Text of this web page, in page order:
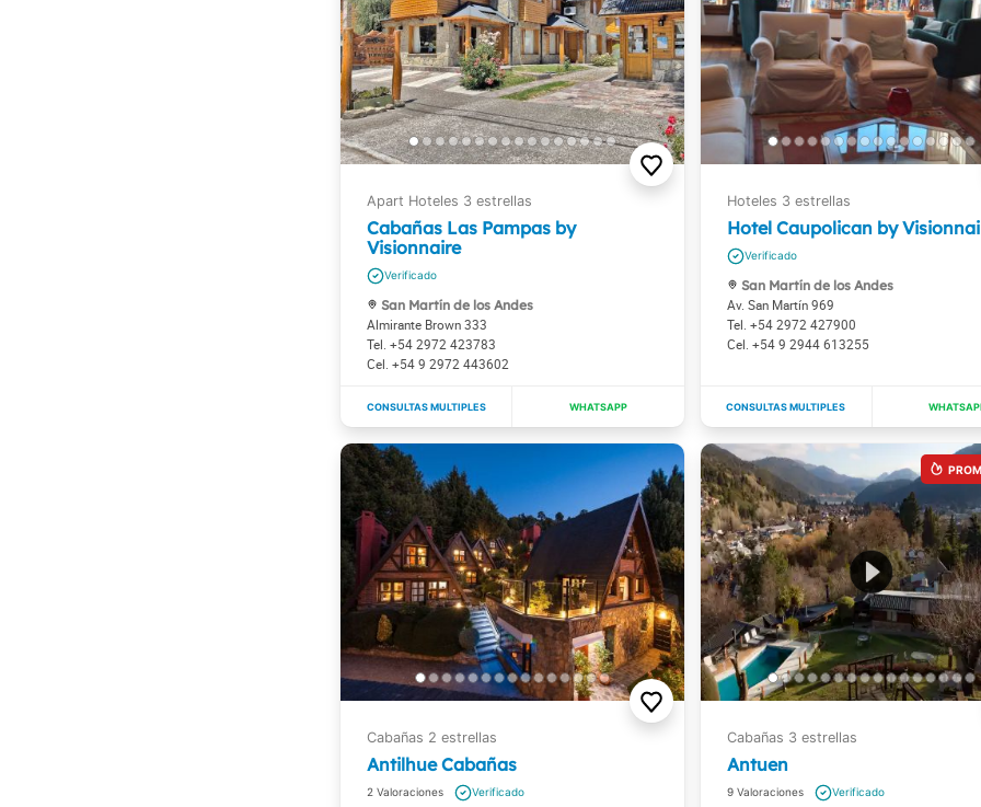
Cabañas Las Pampas by
Visionnaire
San Martín de los Andes
Almirante Brown 333
+54 2972 423783
+54 9 2972 443602
Hotel Caupolican by
San Martín de los Andes
Av. San Martín 969
+54 2972 427900
+54 9 2944 613255
Antilhue Cabañas
2
Antuen
9